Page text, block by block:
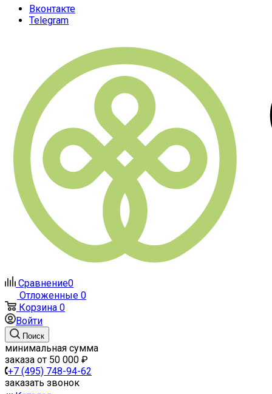
Вконтакте
Telegram
Сравнение0
Отложенные 0
Корзина 0
Войти
Поиск
минимальная сумма
заказа от 50 000 ₽
+7 (495) 748-94-62
заказать звонок